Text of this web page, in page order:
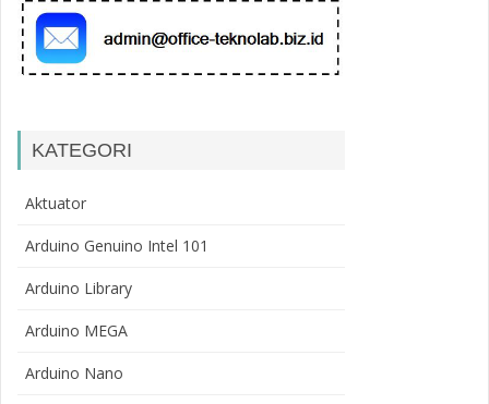
KATEGORI
Aktuator
Arduino Genuino Intel 101
Arduino Library
Arduino MEGA
Arduino Nano